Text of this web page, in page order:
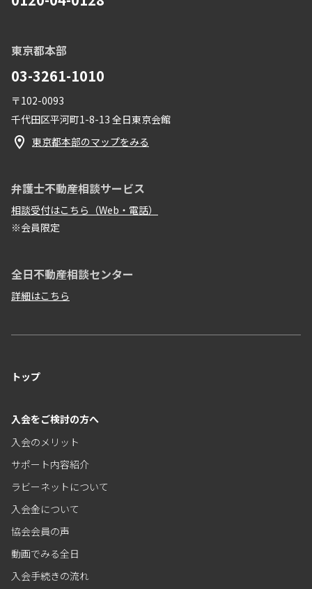
東京都本部
03-3261-1010
〒102-0093
千代田区平河町1-8-13 全日東京会館
東京都本部のマップをみる
弁護士不動産相談サービス
相談受付はこちら（Web・電話）
※会員限定
全日不動産相談センター
詳細はこちら
トップ
入会をご検討の方へ
入会のメリット
サポート内容紹介
ラビーネットについて
入会金について
協会会員の声
動画でみる全日
入会手続きの流れ